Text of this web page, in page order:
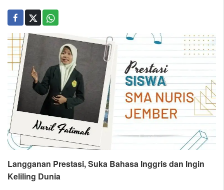
Langganan Prestasi, Suka Bahasa Inggris dan Ingin
Keliling Dunia